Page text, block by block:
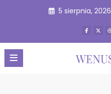
5 sierpnia, 2026